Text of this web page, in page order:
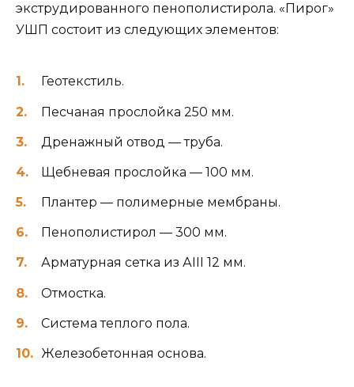
экструдированного пенополистирола. «Пирог»
УШП состоит из следующих элементов:
Геотекстиль.
Песчаная прослойка 250 мм.
Дренажный отвод — труба.
Щебневая прослойка — 100 мм.
Плантер — полимерные мембраны.
Пенополистирол — 300 мм.
Арматурная сетка из АIII 12 мм.
Отмостка.
Система теплого пола.
Железобетонная основа.